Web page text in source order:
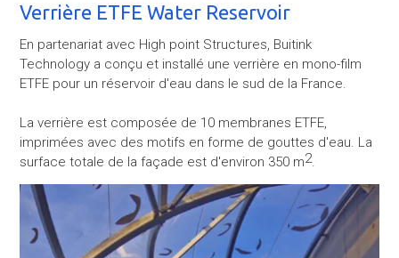
Verrière ETFE Water Reservoir
En partenariat avec High point Structures, Buitink
Technology a conçu et installé une verrière en mono-film
ETFE pour un réservoir d'eau dans le sud de la France.
La verrière est composée de 10 membranes ETFE,
imprimées avec des motifs en forme de gouttes d'eau. La
surface totale de la façade est d'environ 350 m2.